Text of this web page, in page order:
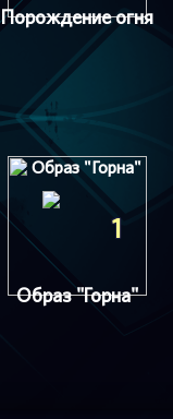
Порождение огня
1
Образ "Горна"